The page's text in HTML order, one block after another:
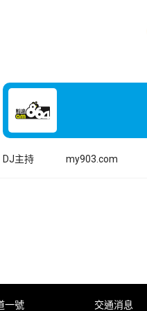
DJ主持 my903.com
一號 交通消息